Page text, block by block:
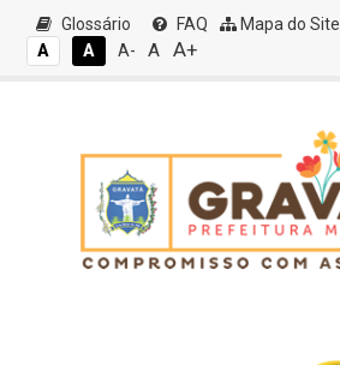
Glossário FAQ Mapa do Site
A
A A- A A+